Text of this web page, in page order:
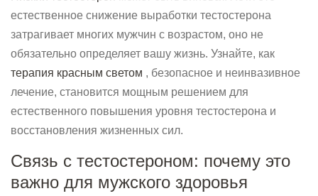
естественное снижение выработки тестостерона
затрагивает многих мужчин с возрастом, оно не
обязательно определяет вашу жизнь. Узнайте, как
терапия красным светом , безопасное и неинвазивное
лечение, становится мощным решением для
естественного повышения уровня тестостерона и
восстановления жизненных сил.
Связь с тестостероном: почему это
важно для мужского здоровья